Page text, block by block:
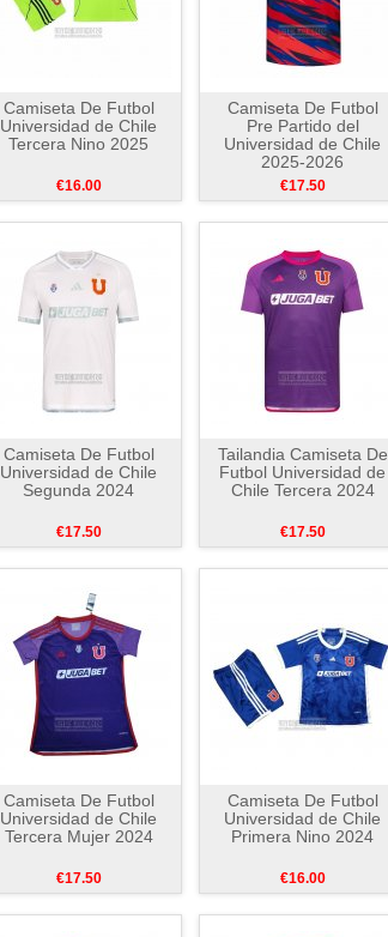
Camiseta De Futbol
Universidad de Chile
Tercera Nino 2025
€16.00
Camiseta De Futbol
Pre Partido del
Universidad de Chile
2025-2026
€17.50
Camiseta De Futbol
Universidad de Chile
Segunda 2024
€17.50
Tailandia Camiseta De
Futbol Universidad de
Chile Tercera 2024
€17.50
Camiseta De Futbol
Universidad de Chile
Tercera Mujer 2024
€17.50
Camiseta De Futbol
Universidad de Chile
Primera Nino 2024
€16.00